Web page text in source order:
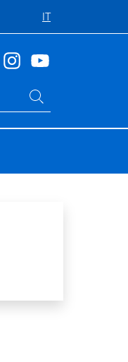
IT